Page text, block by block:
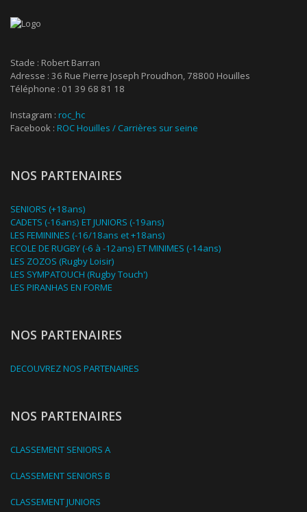
Stade : Robert Barran
Adresse : 36 Rue Pierre Joseph Proudhon, 78800 Houilles
Téléphone : 01 39 68 81 18
Instagram : roc_hc
Facebook : ROC Houilles / Carrières sur seine
NOS PARTENAIRES
SENIORS (+18ans)
CADETS (-16ans) ET JUNIORS (-19ans)
LES FEMININES (-16/18ans et +18ans)
ECOLE DE RUGBY (-6 à -12ans) ET MINIMES (-14ans)
LES ZOZOS (Rugby Loisir)
LES SYMPATOUCH (Rugby Touch')
LES PIRANHAS EN FORME
NOS PARTENAIRES
DECOUVREZ NOS PARTENAIRES
NOS PARTENAIRES
CLASSEMENT SENIORS A
CLASSEMENT SENIORS B
CLASSEMENT JUNIORS